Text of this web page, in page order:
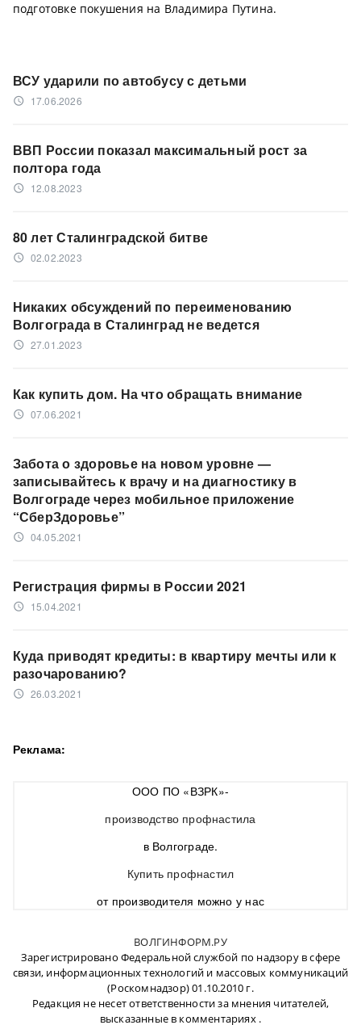
подготовке покушения на Владимира Путина.
ВСУ ударили по автобусу с детьми
access_time 17.06.2026
ВВП России показал максимальный рост за
полтора года
access_time 12.08.2023
80 лет Сталинградской битве
access_time 02.02.2023
Никаких обсуждений по переименованию
Волгограда в Сталинград не ведется
access_time 27.01.2023
Как купить дом. На что обращать внимание
access_time 07.06.2021
Забота о здоровье на новом уровне —
записывайтесь к врачу и на диагностику в
Волгограде через мобильное приложение
“СберЗдоровье”
access_time 04.05.2021
Регистрация фирмы в России 2021
access_time 15.04.2021
Куда приводят кредиты: в квартиру мечты или к
разочарованию?
access_time 26.03.2021
Реклама:
ООО ПО «ВЗРК»-
производство профнастила
в Волгограде.
Купить профнастил
от производителя можно у нас
ВОЛГИНФОРМ.РУ
Зарегистрировано Федеральной службой по надзору в сфере
связи, информационных технологий и массовых коммуникаций
(Роскомнадзор) 01.10.2010 г.
Редакция не несет ответственности за мнения читателей,
высказанные в комментариях .